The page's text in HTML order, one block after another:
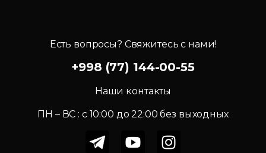
Есть вопросы? Свяжитесь с нами!
+998 (77) 144-00-55
Наши контакты
ПН – ВС : c 10:00 до 22:00 без выходных